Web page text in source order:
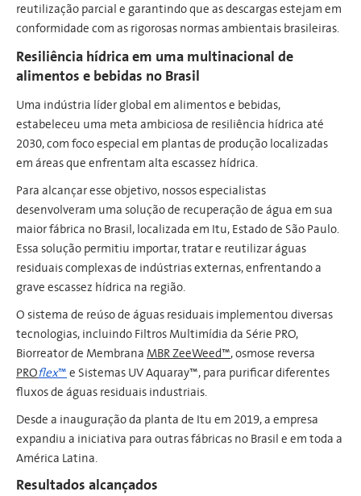
reutilização parcial e garantindo que as descargas estejam em
conformidade com as rigorosas normas ambientais brasileiras.
Resiliência hídrica em uma multinacional de
alimentos e bebidas no Brasil
Uma indústria líder global em alimentos e bebidas,
estabeleceu uma meta ambiciosa de resiliência hídrica até
2030, com foco especial em plantas de produção localizadas
em áreas que enfrentam alta escassez hídrica.
Para alcançar esse objetivo, nossos especialistas
desenvolveram uma solução de recuperação de água em sua
maior fábrica no Brasil, localizada em Itu, Estado de São Paulo.
Essa solução permitiu importar, tratar e reutilizar águas
residuais complexas de indústrias externas, enfrentando a
grave escassez hídrica na região.
O sistema de reúso de águas residuais implementou diversas
tecnologias, incluindo Filtros Multimídia da Série PRO,
Biorreator de Membrana MBR ZeeWeed™, osmose reversa
PROflex™e Sistemas UV Aquaray™, para purificar diferentes
fluxos de águas residuais industriais.
Desde a inauguração da planta de Itu em 2019, a empresa
expandiu a iniciativa para outras fábricas no Brasil e em toda a
América Latina.
Resultados alcançados